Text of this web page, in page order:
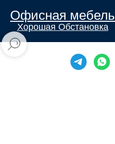
Офисная мебель
Хорошая Обстановка